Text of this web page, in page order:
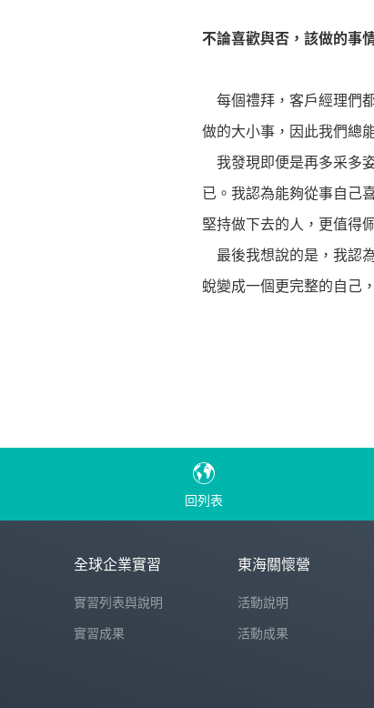
不論喜歡與否，該做的事
每個禮拜，客戶經理們
做的大小事，因此我們總
我發現即便是再多采多
已。我認為能夠從事自己
堅持做下去的人，更值得
最後我想說的是，我認
蛻變成一個更完整的自己
回列表
全球企業實習
實習列表與說明
實習成果
東海關懷營
活動說明
活動成果